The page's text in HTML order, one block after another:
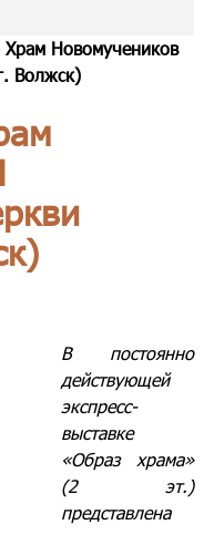
Новомучеников
Волжск)
В постоянно
действующей
экспресс-
выставке
«Образ храма»
(2 эт.)
представлена